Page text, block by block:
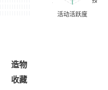
造物
收藏